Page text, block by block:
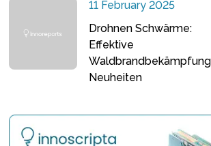
11 February 2025
Drohnen Schwärme:
Effektive
Waldbrandbekämpfung
Neuheiten